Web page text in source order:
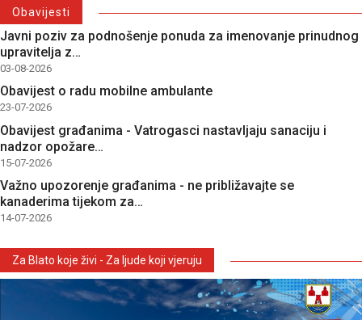
Obavijesti
Javni poziv za podnošenje ponuda za imenovanje prinudnog
upravitelja z…
03-08-2026
Obavijest o radu mobilne ambulante
23-07-2026
Obavijest građanima - Vatrogasci nastavljaju sanaciju i
nadzor opožare…
15-07-2026
Važno upozorenje građanima - ne približavajte se
kanaderima tijekom za…
14-07-2026
Za Blato koje živi - Za ljude koji vjeruju